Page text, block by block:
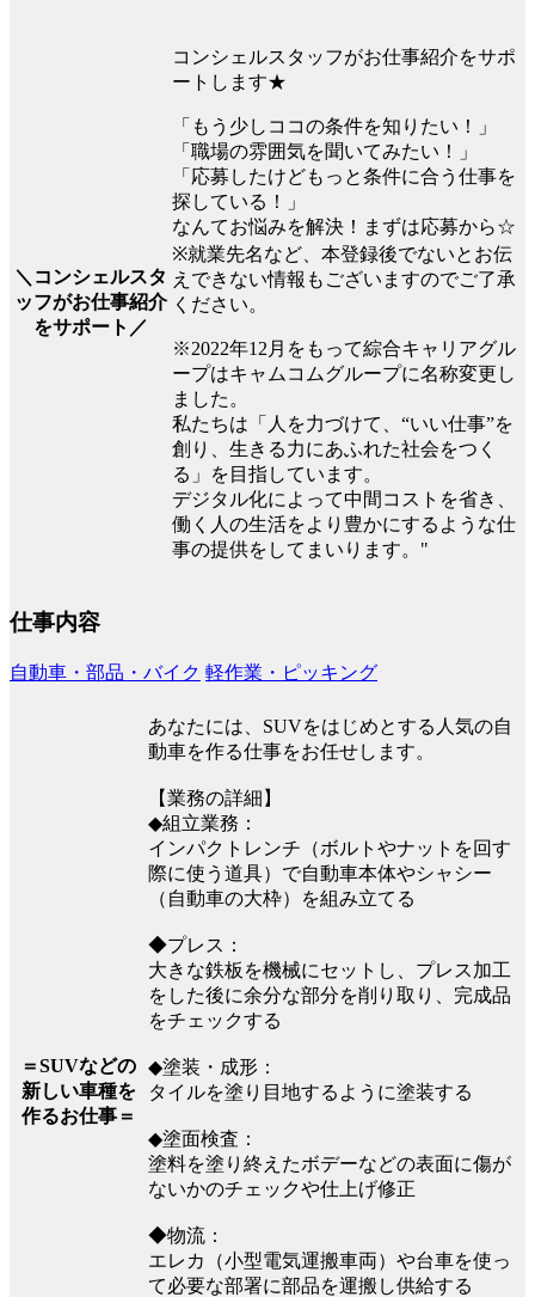
＼コンシェルスタ
ッフがお仕事紹介
をサポート／
コンシェルスタッフがお仕事紹介をサポ
ートします★
「もう少しココの条件を知りたい！」
「職場の雰囲気を聞いてみたい！」
「応募したけどもっと条件に合う仕事を
探している！」
なんてお悩みを解決！まずは応募から☆
※就業先名など、本登録後でないとお伝
えできない情報もございますのでご了承
ください。
※2022年12月をもって綜合キャリアグル
ープはキャムコムグループに名称変更し
ました。
私たちは「人を力づけて、“いい仕事”を
創り、生きる力にあふれた社会をつく
る」を目指しています。
デジタル化によって中間コストを省き、
働く人の生活をより豊かにするような仕
事の提供をしてまいります。"
仕事内容
自動車・部品・バイク 軽作業・ピッキング
＝SUVなどの
新しい車種を
作るお仕事＝
あなたには、SUVをはじめとする人気の自
動車を作る仕事をお任せします。
【業務の詳細】
◆組立業務：
インパクトレンチ（ボルトやナットを回す
際に使う道具）で自動車本体やシャシー
（自動車の大枠）を組み立てる
◆プレス：
大きな鉄板を機械にセットし、プレス加工
をした後に余分な部分を削り取り、完成品
をチェックする
◆塗装・成形：
タイルを塗り目地するように塗装する
◆塗面検査：
塗料を塗り終えたボデーなどの表面に傷が
ないかのチェックや仕上げ修正
◆物流：
エレカ（小型電気運搬車両）や台車を使っ
て必要な部署に部品を運搬し供給する